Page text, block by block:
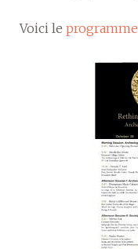
Voici le programme